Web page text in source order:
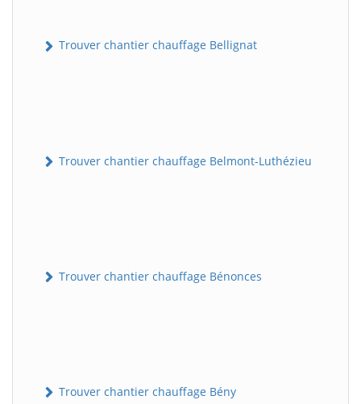
Trouver chantier chauffage Bellignat
Trouver chantier chauffage Belmont-Luthézieu
Trouver chantier chauffage Bénonces
Trouver chantier chauffage Bény